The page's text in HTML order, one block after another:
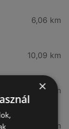
6,06 km
10,09 km
10,27 km
21,83 km
×